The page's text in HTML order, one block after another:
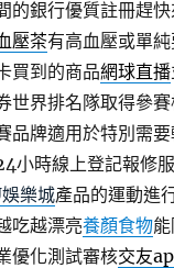
的銀行優質註冊趕
壓茶有高血壓或單
買到的商品網球直播
世界排名隊取得參
品牌適用於特別需
小時線上登記報修
樂城產品的運動進
吃越漂亮養顏食物
優化測試審核交友